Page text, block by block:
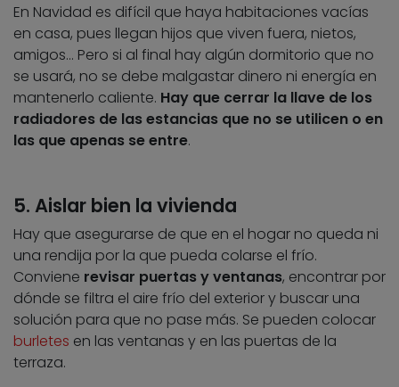
En Navidad es difícil que haya habitaciones vacías
en casa, pues llegan hijos que viven fuera, nietos,
amigos… Pero si al final hay algún dormitorio que no
se usará, no se debe malgastar dinero ni energía en
mantenerlo caliente. Hay que cerrar la llave de los
radiadores de las estancias que no se utilicen o en
las que apenas se entre.
5. Aislar bien la vivienda
Hay que asegurarse de que en el hogar no queda ni
una rendija por la que pueda colarse el frío.
Conviene revisar puertas y ventanas, encontrar por
dónde se filtra el aire frío del exterior y buscar una
solución para que no pase más. Se pueden colocar
burletes en las ventanas y en las puertas de la
terraza.